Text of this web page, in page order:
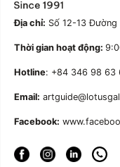
Địa chỉ: Số 12-13 Đường
Thời gian hoạt động:
Hotline: +84 346 98 63
Email:
Facebook: